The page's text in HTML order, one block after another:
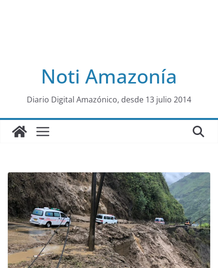
al
Noti Amazonía
Diario Digital Amazónico, desde 13 julio 2014